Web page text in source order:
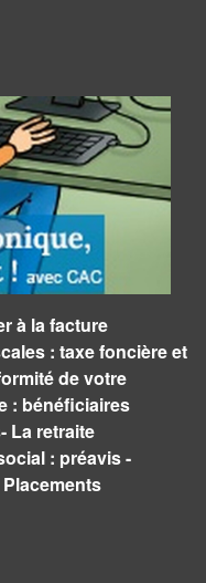
à la facture
: taxe foncière et
de votre
: bénéficiaires
La retraite
: préavis -